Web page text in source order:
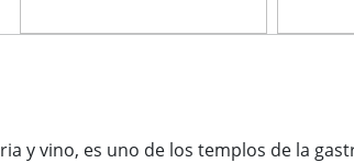
y vino, es uno de los templos de la